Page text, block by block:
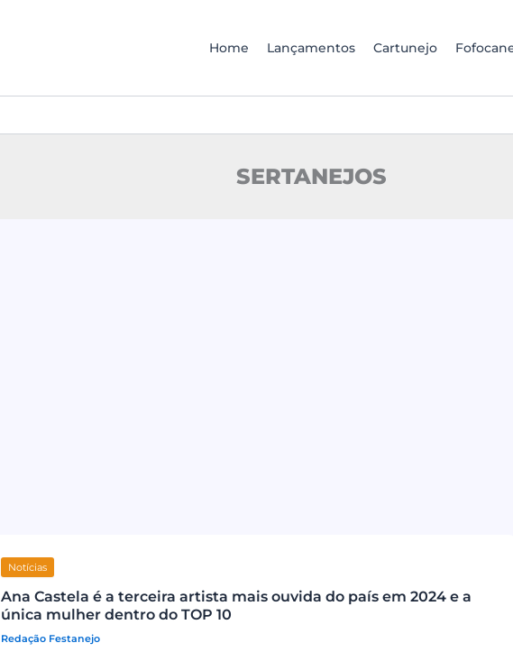
Home Lançamentos Cartunejo
SERTANEJOS
Notícias
Ana Castela é a terceira artista mais ouvida do país em 2024 e a
única mulher dentro do TOP 10
Redação Festanejo